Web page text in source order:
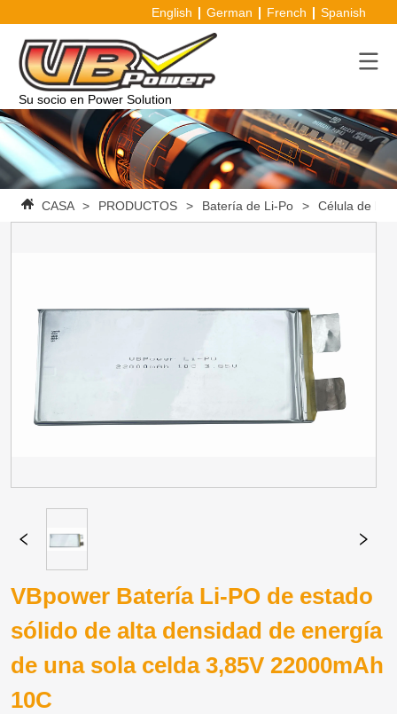
English German French Spanish
Su socio en Power Solution
CASA > PRODUCTOS > Batería de Li-Po > Célula de
VBpower Batería Li-PO de estado
sólido de alta densidad de energía
de una sola celda 3,85V 22000mAh
10C